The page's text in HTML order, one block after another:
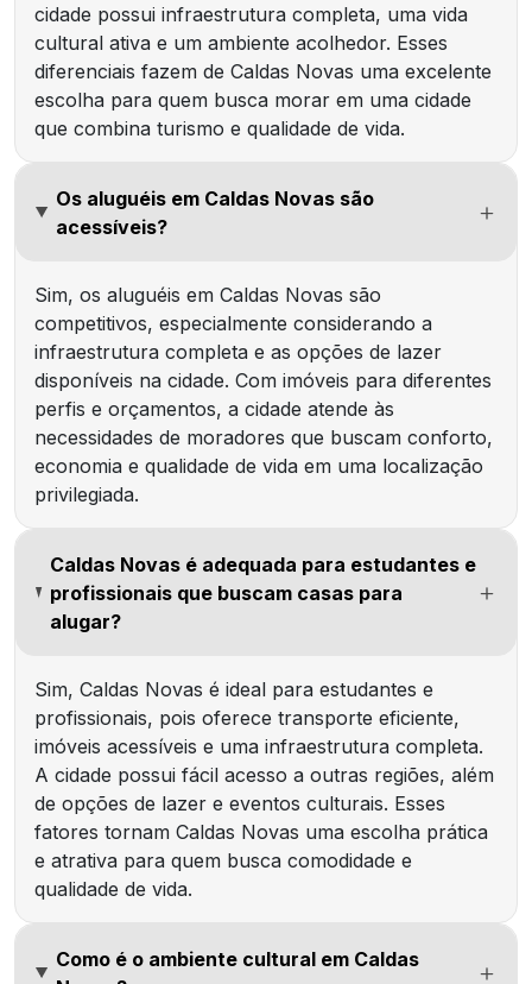
cidade possui infraestrutura completa, uma vida
cultural ativa e um ambiente acolhedor. Esses
diferenciais fazem de Caldas Novas uma excelente
escolha para quem busca morar em uma cidade
que combina turismo e qualidade de vida.
Os aluguéis em Caldas Novas são
acessíveis?
Sim, os aluguéis em Caldas Novas são
competitivos, especialmente considerando a
infraestrutura completa e as opções de lazer
disponíveis na cidade. Com imóveis para diferentes
perfis e orçamentos, a cidade atende às
necessidades de moradores que buscam conforto,
economia e qualidade de vida em uma localização
privilegiada.
Caldas Novas é adequada para estudantes e
profissionais que buscam casas para
alugar?
Sim, Caldas Novas é ideal para estudantes e
profissionais, pois oferece transporte eficiente,
imóveis acessíveis e uma infraestrutura completa.
A cidade possui fácil acesso a outras regiões, além
de opções de lazer e eventos culturais. Esses
fatores tornam Caldas Novas uma escolha prática
e atrativa para quem busca comodidade e
qualidade de vida.
Como é o ambiente cultural em Caldas